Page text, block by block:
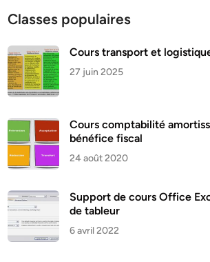
Classes populaires
Cours transport et
27 juin 2025
Cours comptabilité
bénéfice fiscal
24 août 2020
Support de cours Office
de tableur
6 avril 2022